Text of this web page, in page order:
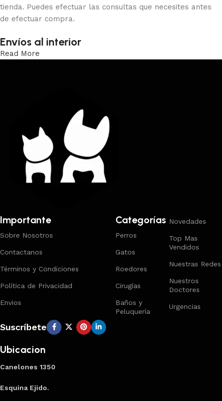
tienda. Puedes efectuar las consultas que necesites antes
de efectuar compra.
Envíos al interior
Read More
Importante
Sobre Nosotros
Contactanos
Términos y Condiciones
Política de Privacidad
Envios
Categorías
Perros
Gatos
Roedores
Cirugías
Baños y
Peluquería
Novedades
Top Mas
Vendidos
Nuestras Redes
Nuestros
Doctores
Urgencias
Suscríbete
Ubicacion
Canelones 1350
Esquina Ejido.